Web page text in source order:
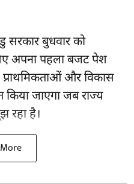
सरकारबुधवार को
अपना पहला बजट पेश
प्राथमिकताओं और विकास
किया जाएगा जब राज्य
रहा है।